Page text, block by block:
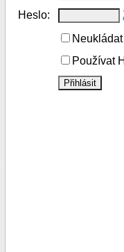
Heslo:
Používat